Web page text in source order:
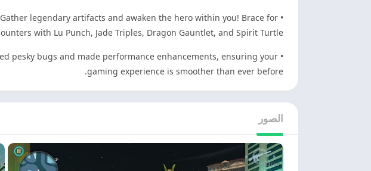
legendary artifacts and awaken the hero within you! Brace for
with Lu Punch, Jade Triples, Dragon Gauntlet, and Spirit Turtle!
pesky bugs and made performance enhancements, ensuring your
gaming experience is smoother than ever before.
الصور